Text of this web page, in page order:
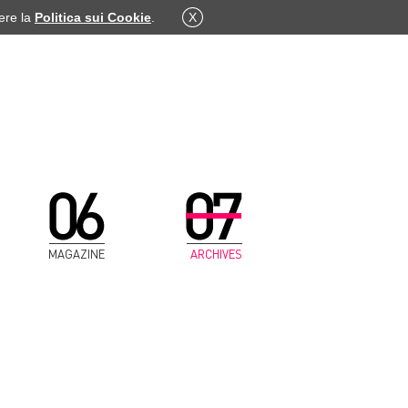
MAGAZINE ARCHIVES
la Politica sui Cookie X